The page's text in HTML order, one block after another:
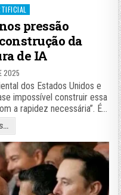
pressão
da
de IA
2025
dos Estados Unidos e
impossível construir essa
a rapidez necessária”. É…